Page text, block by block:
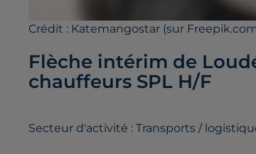
Crédit : Katemangostar (sur
Flèche intérim de
chauffeurs SPL H/F
Secteur d'activité : Transports /